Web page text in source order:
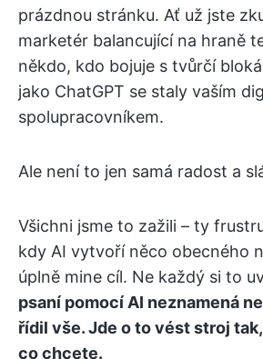
prázdnou stránku. Ať už jste
marketér balancující na hraně
někdo, kdo bojuje s tvůrčí
jako ChatGPT se staly vaším
spolupracovníkem.
Ale není to jen samá radost a
Všichni jsme to zažili – ty
kdy AI vytvoří něco obecného
úplně mine cíl. Ne každý si to
psaní pomocí AI neznamená
řídil vše. Jde o to vést stroj
co chcete.